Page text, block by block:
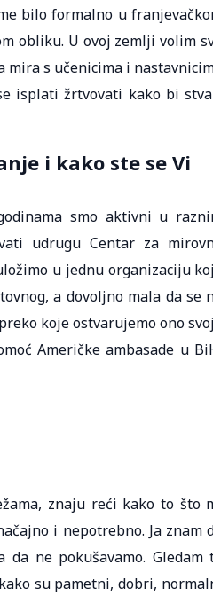
bilo formalno u
obliku. U ovoj zemlji volim
mira s učenicima i
isplati žrtvovati kako bi
i kako ste se Vi
smo aktivni u
udrugu Centar za
u jednu organizaciju
a dovoljno mala da se
koje ostvarujemo ono
Američke ambasade u
znaju reći kako to što
i nepotrebno. Ja znam
ne pokušavamo. Gledam
su pametni, dobri,